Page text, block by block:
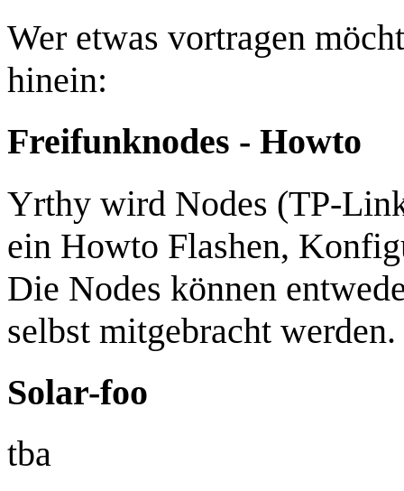
Wer etwas vortragen
hinein:
Freifunknodes - Howto
Yrthy wird Nodes (TP-
ein Howto Flashen,
Die Nodes können
selbst mitgebracht werden.
Solar-foo
tba